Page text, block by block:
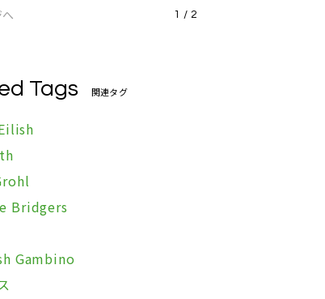
1 / 2
Tags 関連タグ
Bridgers
Gambino